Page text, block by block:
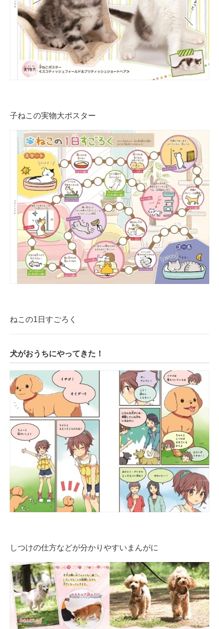
子ねこの実物大ポスター
ねこの1日すごろく
犬がおうちにやってきた！
しつけの仕方などが分かりやすいまんがに